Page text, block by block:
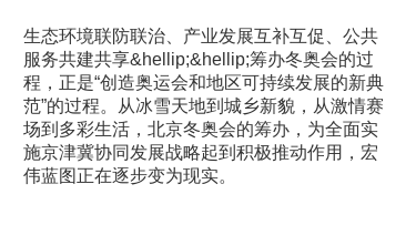
生态环境联防联治、产业发展互补互促、公共
服务共建共享&hellip;&hellip;筹办冬奥会的过
程，正是“创造奥运会和地区可持续发展的新典
范”的过程。从冰雪天地到城乡新貌，从激情赛
场到多彩生活，北京冬奥会的筹办，为全面实
施京津冀协同发展战略起到积极推动作用，宏
伟蓝图正在逐步变为现实。